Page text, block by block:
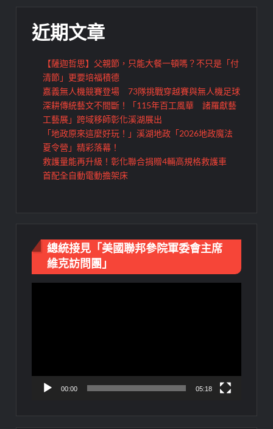
近期文章
【薩迦哲思】父親節，只能大餐一頓嗎？不只是「付
清節」更要培福積德
嘉義無人機競賽登場 73隊挑戰穿越賽與無人機足球
深耕傳統藝文不間斷！「115年百工風華 諸羅獻藝
工藝展」跨域移師彰化溪湖展出
「地政原來這麼好玩！」溪湖地政「2026地政魔法
夏令營」精彩落幕！
救護量能再升級！彰化聯合捐贈4輛高規格救護車
首配全自動電動擔架床
總統接見「美國聯邦參院軍委會主席
維克訪問團」
00:00 05:18